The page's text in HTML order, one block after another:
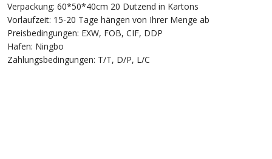
Verpackung: 60*50*40cm 20 Dutzend in Kartons
Vorlaufzeit: 15-20 Tage hängen von Ihrer Menge ab
Preisbedingungen: EXW, FOB, CIF, DDP
Hafen: Ningbo
Zahlungsbedingungen: T/T, D/P, L/C